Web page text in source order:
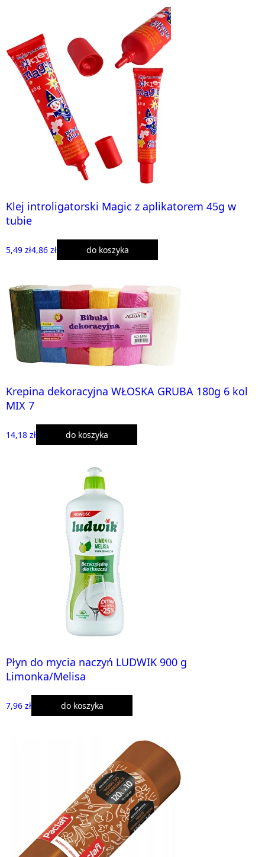
Klej introligatorski Magic z aplikatorem 45g w
tubie
5,49 zł4,86 zł do koszyka
Krepina dekoracyjna WŁOSKA GRUBA 180g 6 kol
MIX 7
14,18 zł do koszyka
Płyn do mycia naczyń LUDWIK 900 g
Limonka/Melisa
7,96 zł do koszyka